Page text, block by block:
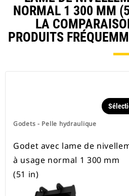
pneus.
NORMAL 1 300 MM
LA
PRODUITS
Godets - Pelle hydraulique
Godet avec lame de
à usage normal 1 300 mm
(51 in)